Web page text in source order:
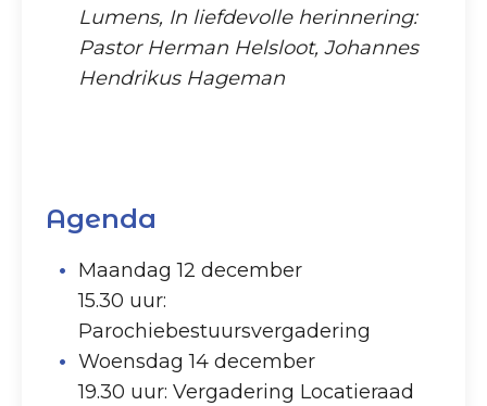
Lumens, In liefdevolle herinnering:
Pastor Herman Helsloot, Johannes
Hendrikus Hageman
Agenda
Maandag 12 december
15.30 uur:
Parochiebestuursvergadering
Woensdag 14 december
19.30 uur: Vergadering Locatieraad